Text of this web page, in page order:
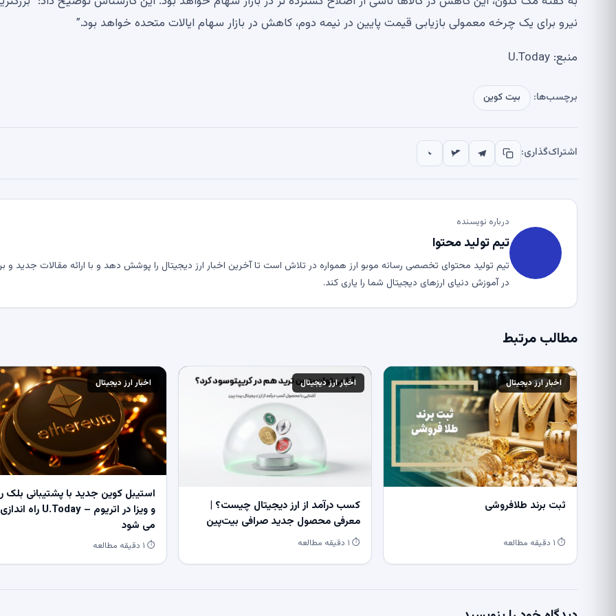
نیرو برای یک چرخه معمولی بازیابی قیمت پایین در نیمه دوم، کاهش در بازار سهام ایالات متحده خواهد بود.”
منبع: U.Today
برچسب‌ها: بیت کوین
اشتراک‌گذاری:
درباره نویسنده
تیم تولید محتوا
تیم تولید محتوای تخصصی رسانه موبو ارز همواره در تلاش است تا آخرین اخبار ارز دیجیتال را پوشش دهد و با ارائه مقالات جدید و
در آموزش دنیای ارزهای دیجیتال شما را یاری کند.
مطالب مرتبط
اخبار ارز دیجیتال
ثبت برند طلافروشی
⏱ ۱ دقیقه مطالعه
اخبار ارز دیجیتال
کسب درآمد از ارز دیجیتال چیست؟ |
معرفی محصول جدید صرافی بیت‌پین
⏱ ۱ دقیقه مطالعه
اخبار ارز دیجیتال
استیبل کوین جدید با پشتیبانی بلک
و ویزا در اتریوم – U.Today راه اندازی
می شود
⏱ ۱ دقیقه مطالعه